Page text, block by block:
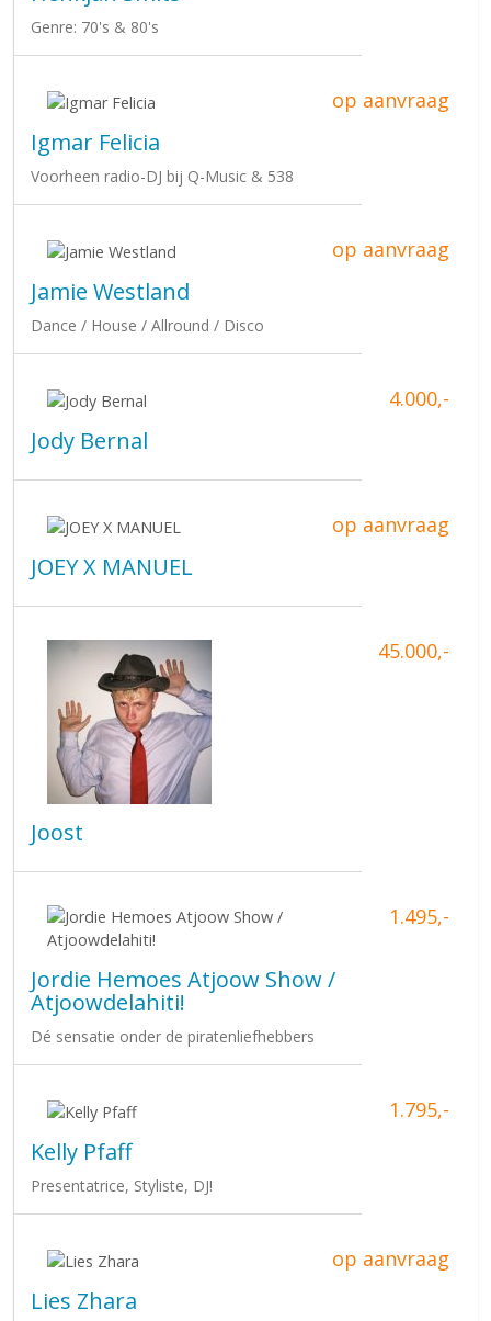
Genre: 70's & 80's
Igmar Felicia
Voorheen radio-DJ bij Q-Music & 538
op aanvraag
Jamie Westland
Dance / House / Allround / Disco
op aanvraag
Jody Bernal
4.000,-
JOEY X MANUEL
op aanvraag
Joost
45.000,-
Jordie Hemoes Atjoow Show /
Atjoowdelahiti!
Dé sensatie onder de piratenliefhebbers
1.495,-
Kelly Pfaff
Presentatrice, Styliste, DJ!
1.795,-
Lies Zhara
op aanvraag